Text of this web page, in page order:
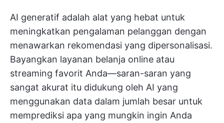
AI generatif adalah alat yang hebat untuk
meningkatkan pengalaman pelanggan dengan
menawarkan rekomendasi yang dipersonalisasi.
Bayangkan layanan belanja online atau
streaming favorit Anda—saran-saran yang
sangat akurat itu didukung oleh AI yang
menggunakan data dalam jumlah besar untuk
memprediksi apa yang mungkin ingin Anda